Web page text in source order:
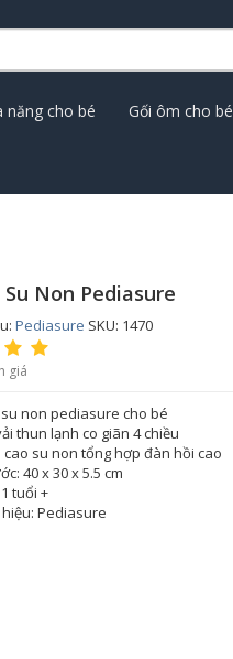
năng cho bé Gối ôm cho bé
Su Non Pediasure
Pediasure SKU: 1470
giá
non pediasure cho bé
thun lạnh co giãn 4 chiều
cao su non tổng hợp đàn hồi cao
40 x 30 x 5.5 cm
tuổi +
Pediasure